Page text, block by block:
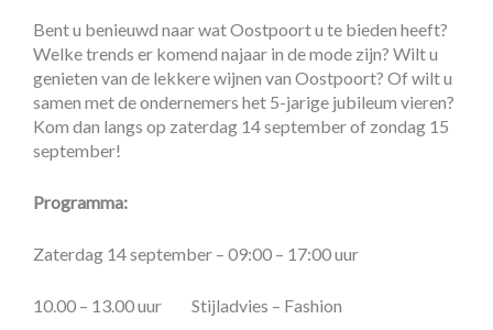
Bent u benieuwd naar wat Oostpoort u te bieden heeft?
Welke trends er komend najaar in de mode zijn? Wilt u
genieten van de lekkere wijnen van Oostpoort? Of wilt u
samen met de ondernemers het 5-jarige jubileum vieren?
Kom dan langs op zaterdag 14 september of zondag 15
september!
Programma:
Zaterdag 14 september – 09:00 – 17:00 uur
10.00 – 13.00 uur Stijladvies – Fashion